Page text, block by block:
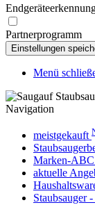
Partnerprogramm
Menü
Navigation
meistgekauft
Marken-
aktuelle
Staubsauger